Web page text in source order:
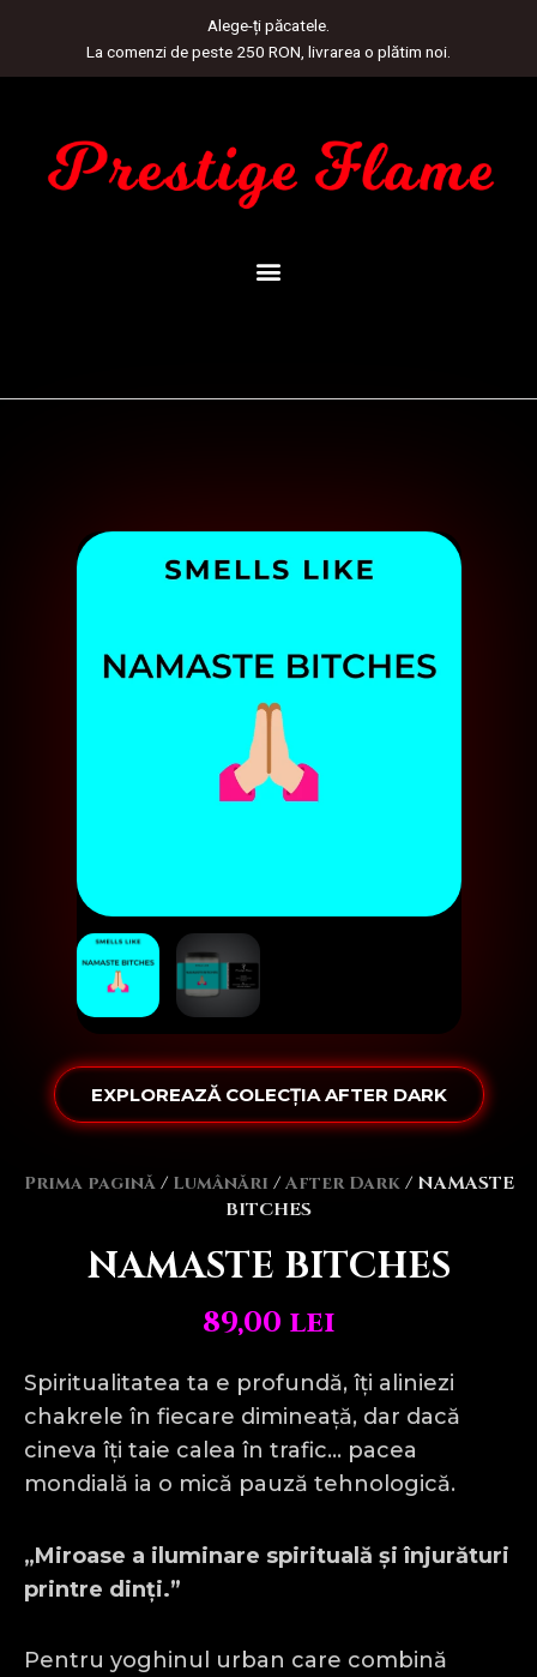
Alege-ți păcatele.
La comenzi de peste 250 RON, livrarea o plătim noi.
EXPLOREAZĂ COLECȚIA AFTER DARK
Prima pagină/ Lumânări /After Dark/ NAMASTE
BITCHES
NAMASTE BITCHES
89,00 lei
Spiritualitatea ta e profundă, îți aliniezi
chakrele în fiecare dimineață, dar dacă
cineva îți taie calea în trafic… pacea
mondială ia o mică pauză tehnologică.
„Miroase a iluminare spirituală și înjurături
printre dinți.”
Pentru yoghinul urban care combină